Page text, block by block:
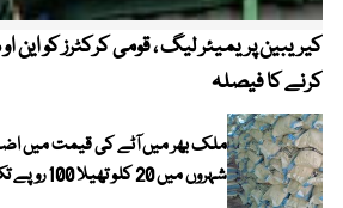
کرنے کا فیصلہ
ملک بھر میں آٹے کی قیمت میں
شہروں میں 20 کلو تھیلا 100 روپے تک مہنگا